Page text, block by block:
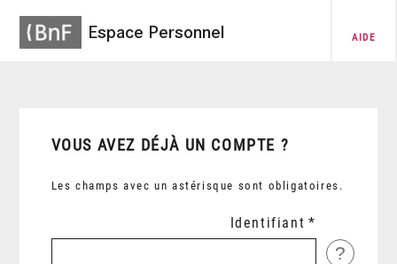
Espace Personnel AIDE
VOUS AVEZ DÉJÀ UN COMPTE ?
Les champs avec un astérisque sont obligatoires.
Identifiant
?